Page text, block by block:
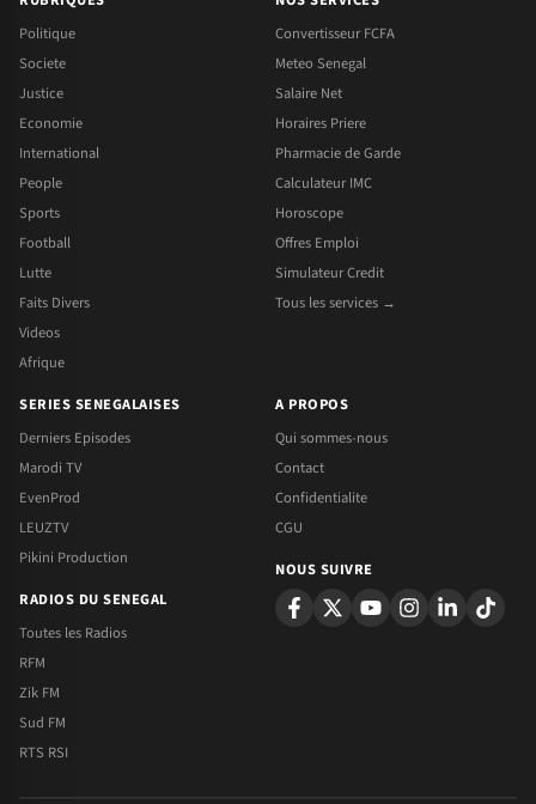
Politique
Societe
Justice
Economie
International
People
Sports
Football
Lutte
Faits Divers
Videos
Afrique
Convertisseur FCFA
Meteo Senegal
Salaire Net
Horaires Priere
Pharmacie de Garde
Calculateur IMC
Horoscope
Offres Emploi
Simulateur Credit
Tous les services →
SERIES SENEGALAISES
Derniers Episodes
Marodi TV
EvenProd
LEUZTV
Pikini Production
RADIOS DU SENEGAL
Toutes les Radios
RFM
Zik FM
Sud FM
RTS RSI
A PROPOS
Qui sommes-nous
Contact
Confidentialite
CGU
NOUS SUIVRE